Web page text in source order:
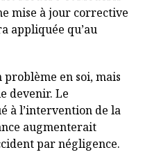
mise à jour corrective
appliquée qu’au
problème en soi, mais
devenir. Le
à l’intervention de la
augmenterait
par négligence.